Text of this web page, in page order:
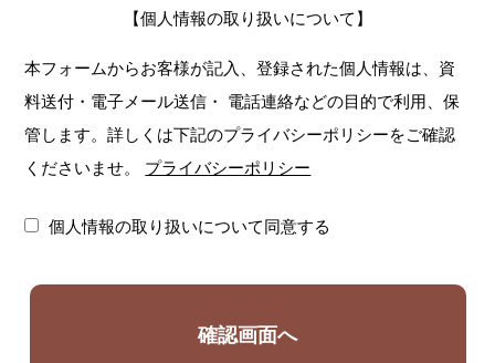
【個人情報の取り扱いについて】
本フォームからお客様が記入、登録された個人情報は、資
料送付・電子メール送信・ 電話連絡などの目的で利用、保
管します。詳しくは下記のプライバシーポリシーをご確認
くださいませ。
プライバシーポリシー
個人情報の取り扱いについて同意する